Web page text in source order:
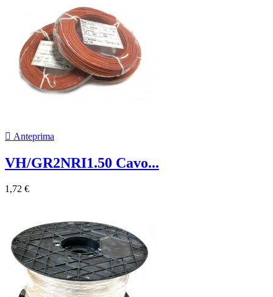
 Anteprima
VH/GR2NRI1.50 Cavo...
1,72 €